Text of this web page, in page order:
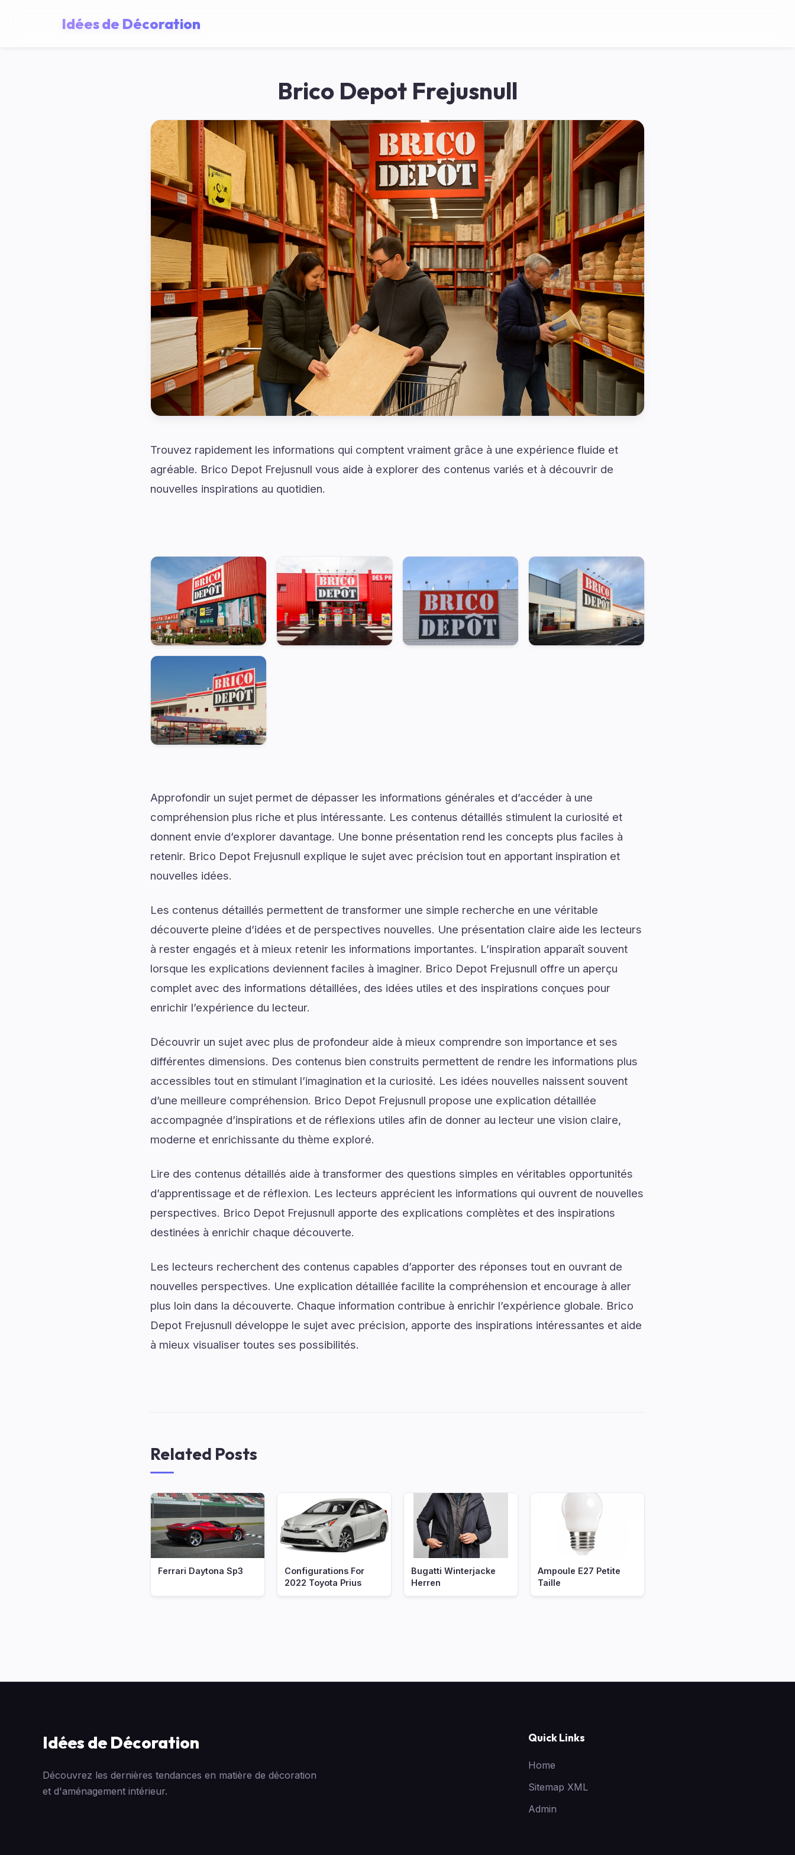
Idées de Décoration
Brico Depot Frejusnull
Trouvez rapidement les informations qui comptent vraiment grâce à une expérience fluide et
agréable. Brico Depot Frejusnull vous aide à explorer des contenus variés et à découvrir de
nouvelles inspirations au quotidien.
Approfondir un sujet permet de dépasser les informations générales et d’accéder à une
compréhension plus riche et plus intéressante. Les contenus détaillés stimulent la curiosité et
donnent envie d’explorer davantage. Une bonne présentation rend les concepts plus faciles à
retenir. Brico Depot Frejusnull explique le sujet avec précision tout en apportant inspiration et
nouvelles idées.
Les contenus détaillés permettent de transformer une simple recherche en une véritable
découverte pleine d’idées et de perspectives nouvelles. Une présentation claire aide les lecteurs
à rester engagés et à mieux retenir les informations importantes. L’inspiration apparaît souvent
lorsque les explications deviennent faciles à imaginer. Brico Depot Frejusnull offre un aperçu
complet avec des informations détaillées, des idées utiles et des inspirations conçues pour
enrichir l’expérience du lecteur.
Découvrir un sujet avec plus de profondeur aide à mieux comprendre son importance et ses
différentes dimensions. Des contenus bien construits permettent de rendre les informations plus
accessibles tout en stimulant l’imagination et la curiosité. Les idées nouvelles naissent souvent
d’une meilleure compréhension. Brico Depot Frejusnull propose une explication détaillée
accompagnée d’inspirations et de réflexions utiles afin de donner au lecteur une vision claire,
moderne et enrichissante du thème exploré.
Lire des contenus détaillés aide à transformer des questions simples en véritables opportunités
d’apprentissage et de réflexion. Les lecteurs apprécient les informations qui ouvrent de nouvelles
perspectives. Brico Depot Frejusnull apporte des explications complètes et des inspirations
destinées à enrichir chaque découverte.
Les lecteurs recherchent des contenus capables d’apporter des réponses tout en ouvrant de
nouvelles perspectives. Une explication détaillée facilite la compréhension et encourage à aller
plus loin dans la découverte. Chaque information contribue à enrichir l’expérience globale. Brico
Depot Frejusnull développe le sujet avec précision, apporte des inspirations intéressantes et aide
à mieux visualiser toutes ses possibilités.
Related Posts
Ferrari Daytona Sp3
Configurations For
2022 Toyota Prius
Bugatti Winterjacke
Herren
Ampoule E27 Petite
Taille
Idées de Décoration
Découvrez les dernières tendances en matière de décoration
et d'aménagement intérieur.
Quick Links
Home
Sitemap XML
Admin